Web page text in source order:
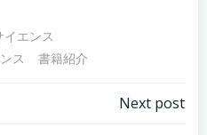
イエンス
ス 書籍紹介
Next post